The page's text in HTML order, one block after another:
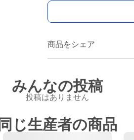
商品をシェア
みんなの投稿
投稿はありません
同じ生産者の商品